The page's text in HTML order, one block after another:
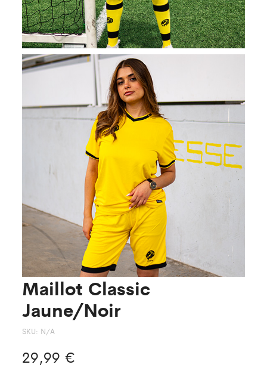
Maillot Classic
Jaune/Noir
SKU: N/A
29,99 €